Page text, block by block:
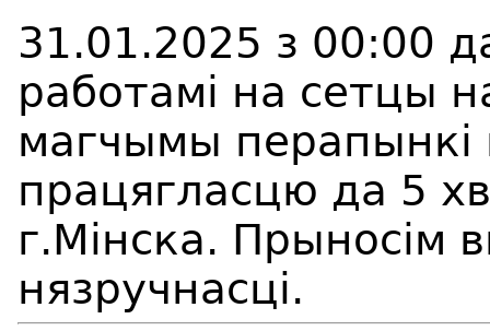
31.01.2025 з 00:00
работамi на сетцы
магчымы перапынкi
працягласцю да 5
г.Мінска. Прыносім
нязручнасці.